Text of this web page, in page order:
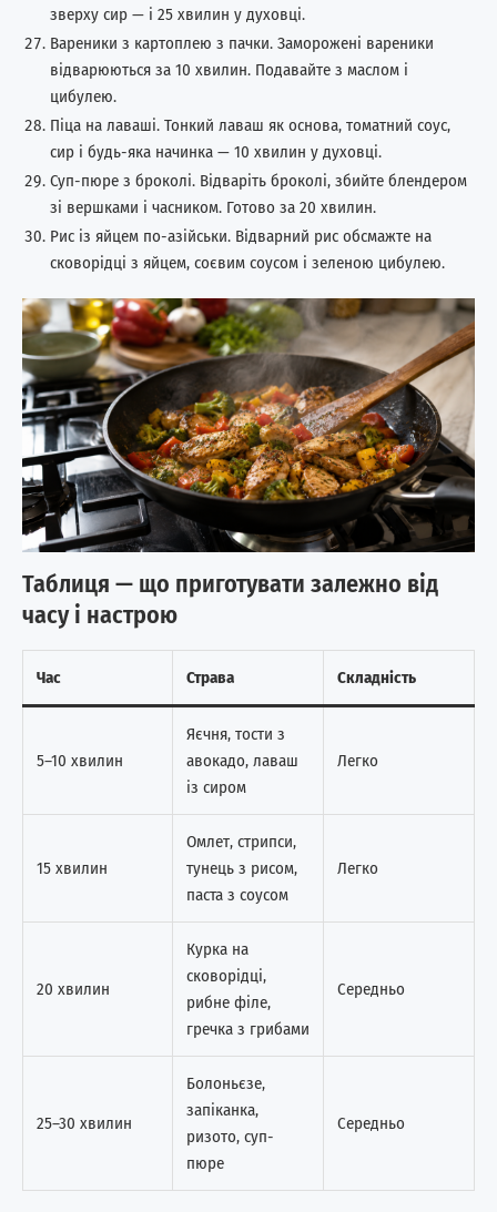
зверху сир — і 25 хвилин у духовці.
Вареники з картоплею з пачки. Заморожені вареники
відварюються за 10 хвилин. Подавайте з маслом і
цибулею.
Піца на лаваші. Тонкий лаваш як основа, томатний соус,
сир і будь-яка начинка — 10 хвилин у духовці.
Суп-пюре з броколі. Відваріть броколі, збийте блендером
зі вершками і часником. Готово за 20 хвилин.
Рис із яйцем по-азійськи. Відварний рис обсмажте на
сковорідці з яйцем, соєвим соусом і зеленою цибулею.
Таблиця — що приготувати залежно від
часу і настрою
Час Страва Складність
5–10 хвилин
Яєчня, тости з
авокадо, лаваш
із сиром
Легко
15 хвилин
Омлет, стрипси,
тунець з рисом,
паста з соусом
Легко
20 хвилин
Курка на
сковорідці,
рибне філе,
гречка з грибами
Середньо
25–30 хвилин
Болоньєзе,
запіканка,
ризото, суп-
пюре
Середньо